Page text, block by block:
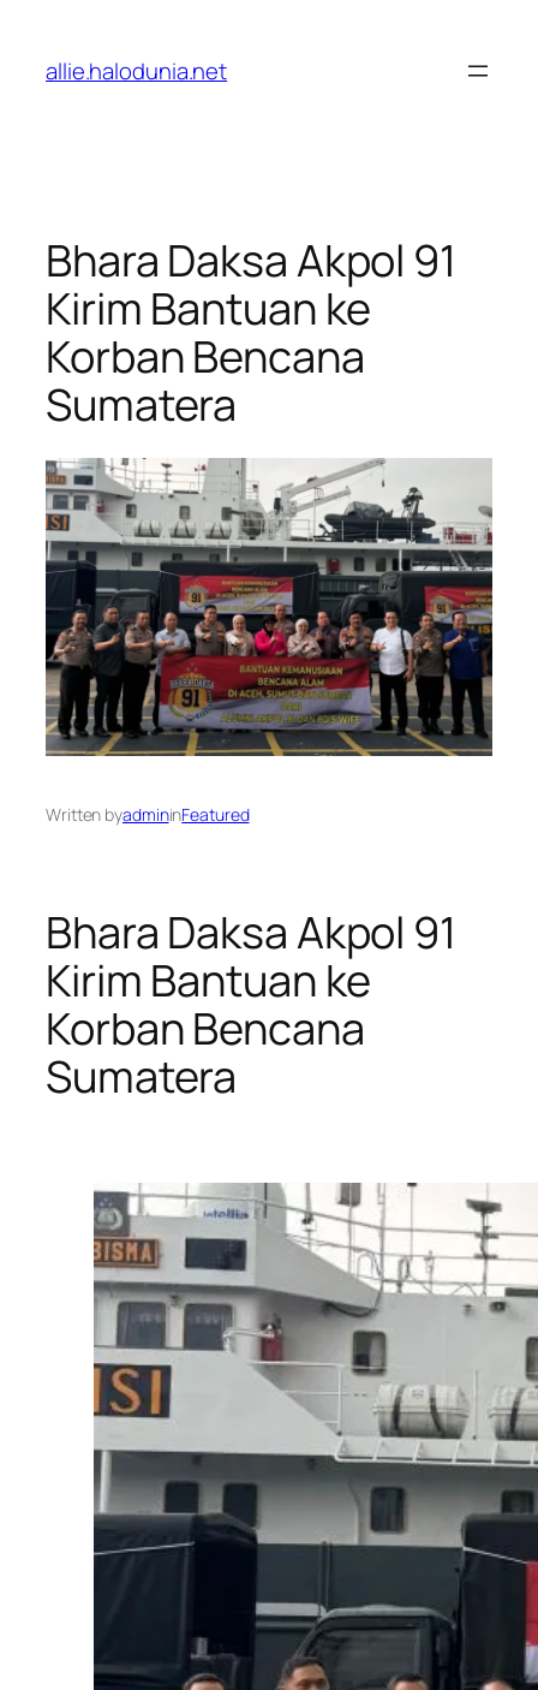
konten
allie.halodunia.net
Bhara Daksa Akpol 91
Kirim Bantuan ke
Korban Bencana
Sumatera
Written byadmininFeatured
Bhara Daksa Akpol 91
Kirim Bantuan ke
Korban Bencana
Sumatera